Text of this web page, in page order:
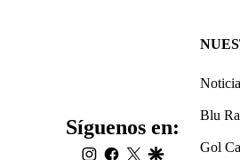
Síguenos en:
instagram
facebook
twittergoogle
Blu
Gol